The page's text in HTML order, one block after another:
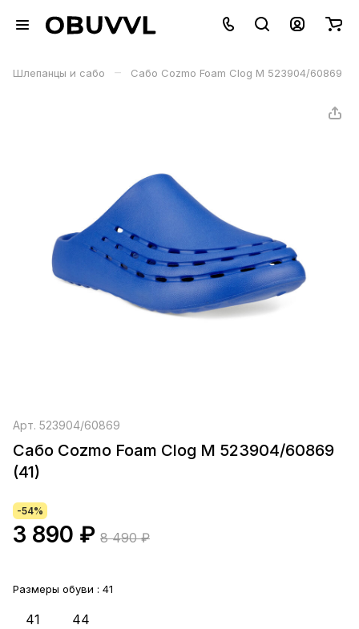
Шлепанцы и сабо – Сабо Cozmo Foam Clog M 523904/60869
Арт. 523904/60869
Сабо Cozmo Foam Clog M 523904/60869
(41)
-54%
3 890 ₽ 8 490 ₽
Размеры обуви : 41
41 44